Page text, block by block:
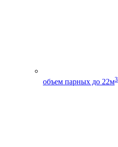
объем парных до 22м3